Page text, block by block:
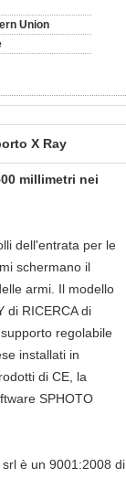
Union
X Ray
millimetri nei
dell'entrata per le
schermano il
armi. Il modello
di RICERCA di
regolabile
installati in
di CE, la
SPHOTO
srl è un 9001:2008 di